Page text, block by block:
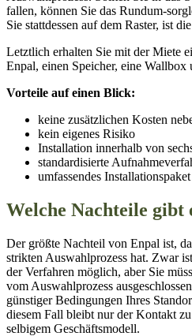
fallen, können Sie das Rundum-
Sie stattdessen auf dem Raster, ist
Letztlich erhalten Sie mit der Miete
Enpal, einen Speicher, eine
Vorteile auf einen Blick:
keine zusätzlichen Kosten
kein eigenes Risiko
Installation innerhalb von
standardisierte
umfassendes Installationspaket
Welche Nachteile gibt
Der größte Nachteil von Enpal ist,
strikten Auswahlprozess hat. Zwar
der Verfahren möglich, aber Sie
vom Auswahlprozess
günstiger Bedingungen Ihres
diesem Fall bleibt nur der Kontakt
selbigem Geschäftsmodell.